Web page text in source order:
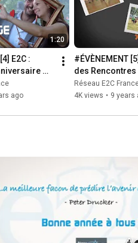
1:20
E2C :
E2C
ago
#ÉVÈNEMENT
des
sportives et
des Réseaux
Réseau E2C
4K views • 9 years